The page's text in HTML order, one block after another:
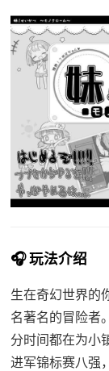
🎧 玩法介绍
生在奇幻世界的
名著名的冒险
分时间都在为小
进军锦标赛八强